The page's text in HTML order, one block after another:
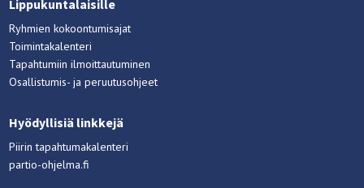
Lippukuntalaisille
Ryhmien kokoontumisajat
Toimintakalenteri
Tapahtumiin ilmoittautuminen
Osallistumis- ja peruutusohjeet
Hyödyllisiä linkkejä
Piirin tapahtumakalenteri
partio-ohjelma.fi